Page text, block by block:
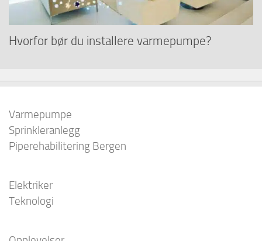
Hvorfor bør du installere varmepumpe?
Varmepumpe
Sprinkleranlegg
Piperehabilitering Bergen
Elektriker
Teknologi